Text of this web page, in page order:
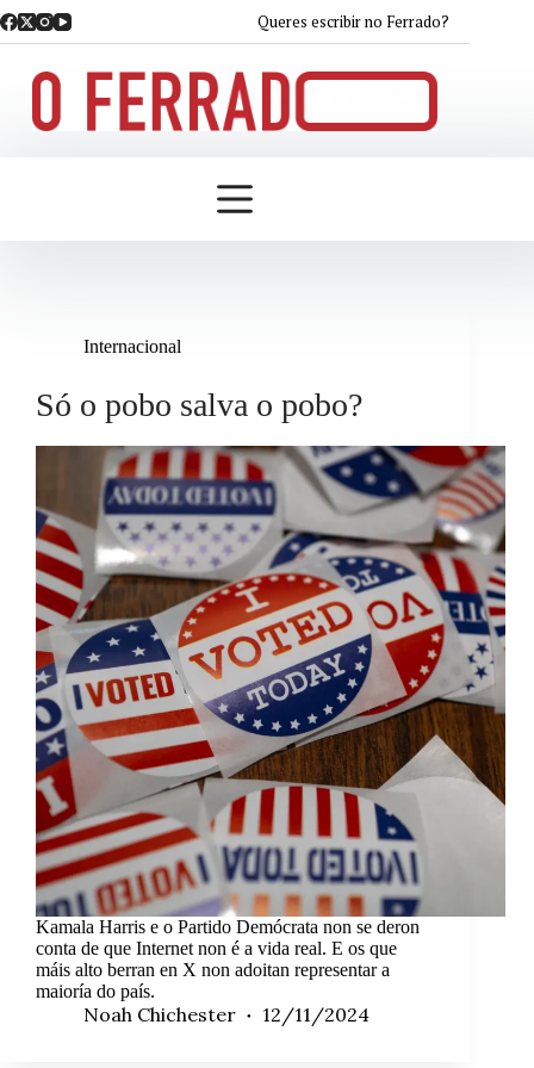
Saltar
ao
Queres escribir no Ferrado?
Internacional
Só o pobo salva o pobo?
Kamala Harris e o Partido Demócrata non se deron
conta de que Internet non é a vida real. E os que
máis alto berran en X non adoitan representar a
maioría do país.
Noah Chichester 12/11/2024